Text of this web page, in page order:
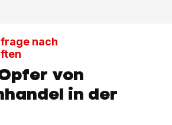
nach
von
in der